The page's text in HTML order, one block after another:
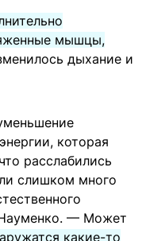
мышцы,
дыхание и
которая
расслабились
слишком много
— Может
какие-то